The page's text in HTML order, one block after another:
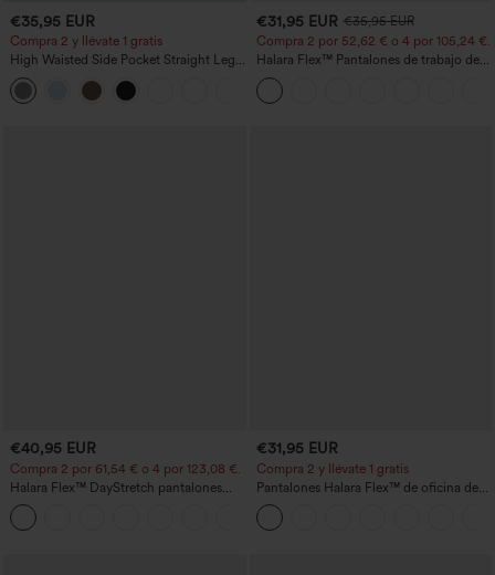
€35,95 EUR
Compra 2 y llévate 1 gratis
High Waisted Side Pocket Straight Leg
Work Pants
€31,95 EUR €35,95 EUR
Compra 2 por 52,62 € o 4 por 105,24 €.
Halara Flex™ Pantalones de trabajo de
talle alto, moldeadores del cuerpo, que
estilizan la cintura, con bolsillos, de
pierna ancha en micro‑waffle
€40,95 EUR
Compra 2 por 61,54 € o 4 por 123,08 €.
Halara Flex™ DayStretch pantalones
acampanados de trabajo de tiro medio
con bolsillo lateral con cremallera
€31,95 EUR
Compra 2 y llévate 1 gratis
Pantalones Halara Flex™ de oficina de
tiro alto ligeramente acampanados con
bolsillos